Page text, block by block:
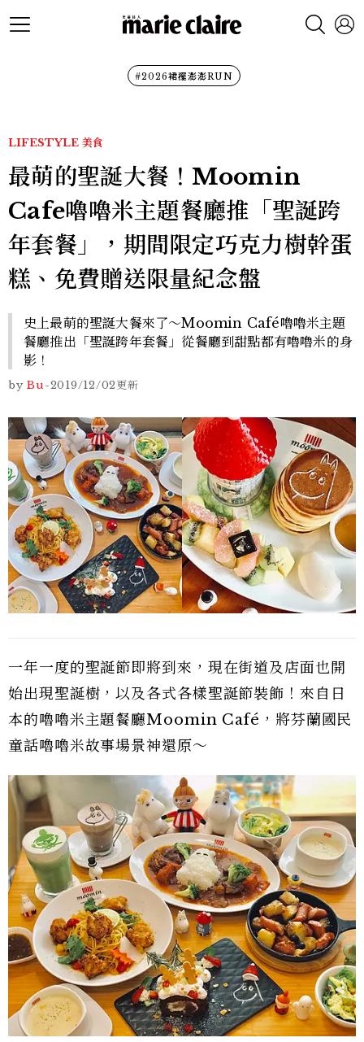
#2026裙襬澎澎RUN
LIFESTYLE 美食
最萌的聖誕大餐！Moomin
Cafe嚕嚕米主題餐廳推「聖誕跨
年套餐」，期間限定巧克力樹幹蛋
糕、免費贈送限量紀念盤
史上最萌的聖誕大餐來了～Moomin Café嚕嚕米主題
餐廳推出「聖誕跨年套餐」從餐廳到甜點都有嚕嚕米的身
影！
by Bu-2019/12/02更新
一年一度的聖誕節即將到來，現在街道及店面也開
始出現聖誕樹，以及各式各樣聖誕節裝飾！來自日
本的嚕嚕米主題餐廳Moomin Café，將芬蘭國民
童話嚕嚕米故事場景神還原～